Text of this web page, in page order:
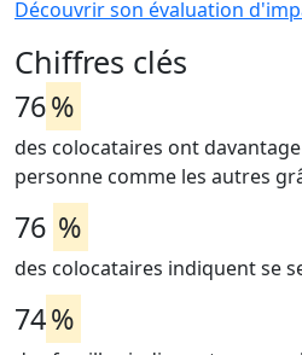
Découvrir son évaluation
Chiffres clés
76%
des colocataires ont
personne comme les autres
76 %
des colocataires indiquent se
74%